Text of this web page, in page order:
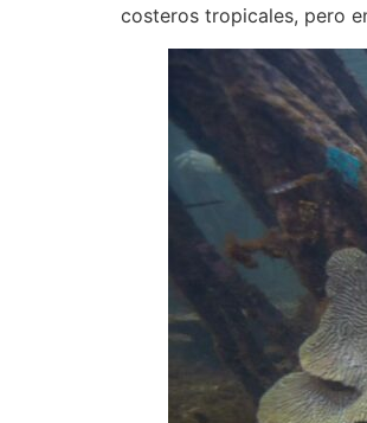
costeros tropicales, pero